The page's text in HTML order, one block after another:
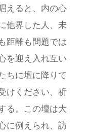
えると、内の心
他界した人、未
距離も問題では
を迎え入れ互い
ちに壇に降りて
けください、祈
る。この壇は大
に例えられ、訪